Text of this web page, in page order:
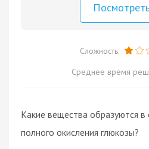
Сложность:
Среднее время
Какие вещества образуются в
полного окисления глюкозы?